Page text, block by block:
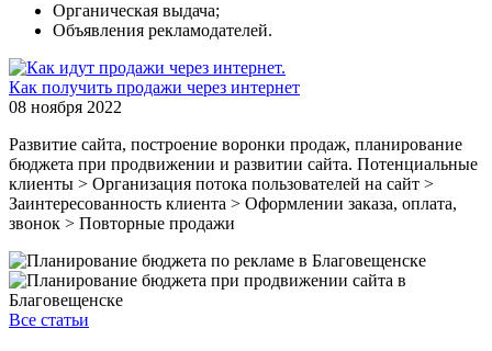
Органическая выдача;
Объявления рекламодателей.
Как получить продажи через интернет
08 ноября 2022
Развитие сайта, построение воронки продаж, планирование
бюджета при продвижении и развитии сайта. Потенциальные
клиенты > Организация потока пользователей на сайт >
Заинтересованность клиента > Оформлении заказа, оплата,
звонок > Повторные продажи
Все статьи